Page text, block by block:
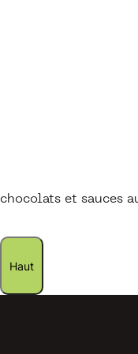
chocolats et sauces
Haut